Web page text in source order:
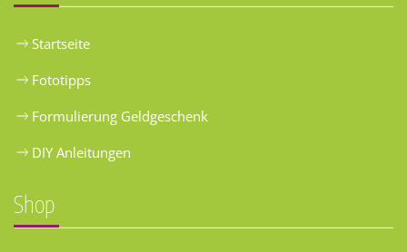
Startseite
Fototipps
Formulierung Geldgeschenk
DIY Anleitungen
Shop